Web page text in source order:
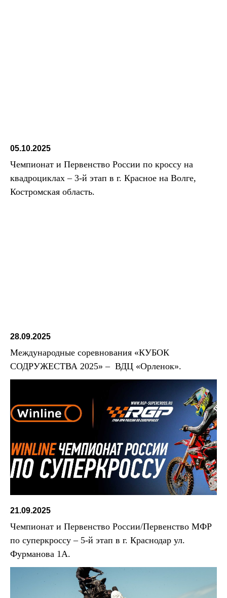
05.10.2025
Чемпионат и Первенство России по кроссу на
квадроциклах – 3-й этап в г. Красное на Волге,
Костромская область.
28.09.2025
Международные соревнования «КУБОК
СОДРУЖЕСТВА 2025» – ВДЦ «Орленок».
21.09.2025
Чемпионат и Первенство России/Первенство МФР
по суперкроссу – 5-й этап в г. Краснодар ул.
Фурманова 1А.